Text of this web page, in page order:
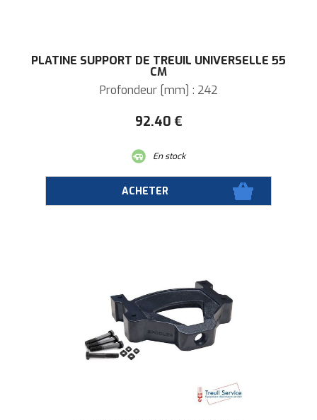
PLATINE SUPPORT DE TREUIL UNIVERSELLE 55
CM
Profondeur [mm] : 242
92.40 €
En stock